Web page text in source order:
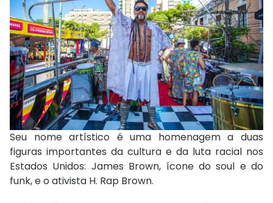
Seu nome artístico é uma homenagem a duas
figuras importantes da cultura e da luta racial nos
Estados Unidos: James Brown, ícone do soul e do
funk, e o ativista H. Rap Brown.